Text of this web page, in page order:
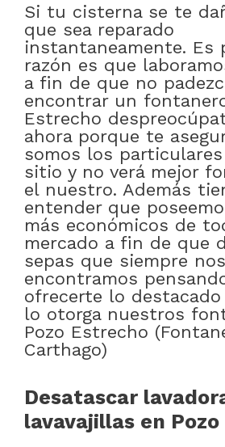
Si tu cisterna se te
que sea reparado
instantaneamente. Es
razón es que
a fin de que no
encontrar un
Estrecho
ahora porque te
somos los
sitio y no verá mejor
el nuestro. Además
entender que
más económicos de
mercado a fin de que
sepas que siempre nos
encontramos
ofrecerte lo
lo otorga nuestros
Pozo Estrecho
Carthago)
Desatascar
lavavajillas en